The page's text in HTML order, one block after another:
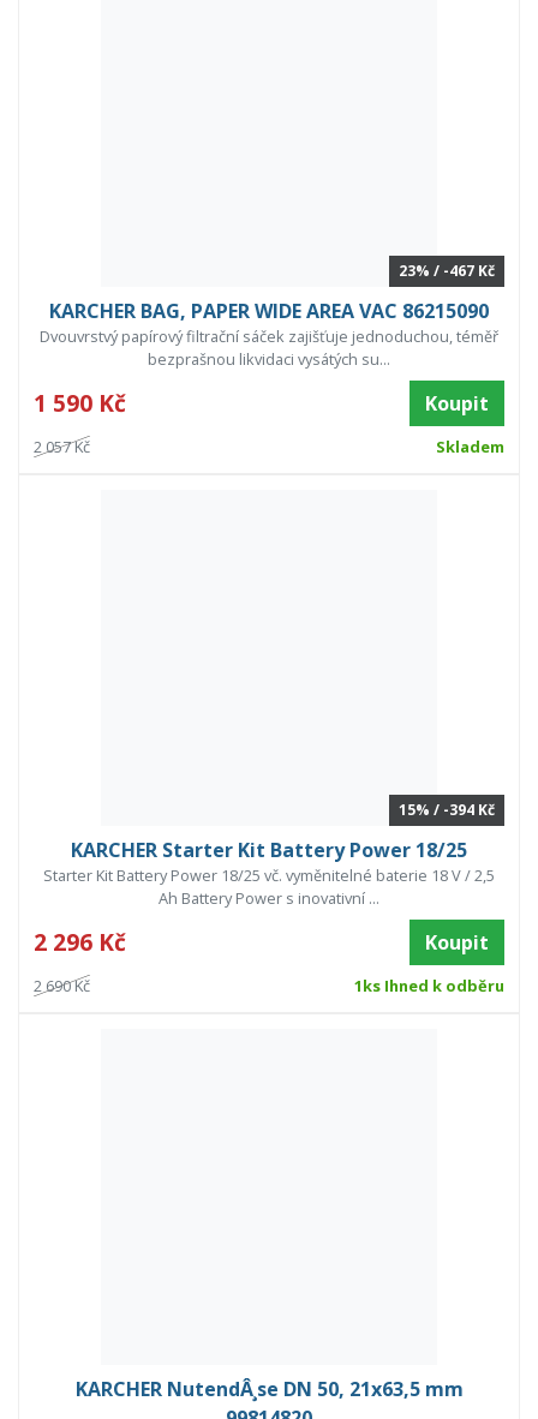
23% / -467 Kč
KARCHER BAG, PAPER WIDE AREA VAC 86215090
Dvouvrstvý papírový filtrační sáček zajišťuje jednoduchou, téměř
bezprašnou likvidaci vysátých su...
1 590 Kč Koupit
2 057 Kč Skladem
15% / -394 Kč
KARCHER Starter Kit Battery Power 18/25
Starter Kit Battery Power 18/25 vč. vyměnitelné baterie 18 V / 2,5
Ah Battery Power s inovativní ...
2 296 Kč Koupit
2 690 Kč 1ks Ihned k odběru
KARCHER NutendÂ¸se DN 50, 21x63,5 mm